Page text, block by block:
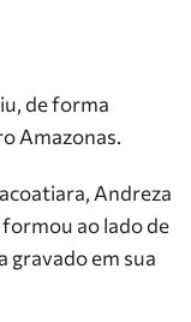
de forma
Amazonas.
Andreza
ao lado de
gravado em sua